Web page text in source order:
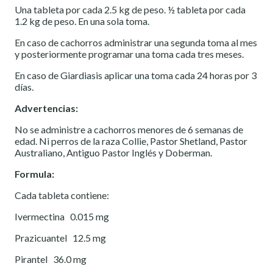
Una tableta por cada 2.5 kg de peso. ½ tableta por cada
1.2 kg de peso. En una sola toma.
En caso de cachorros administrar una segunda toma al mes
y posteriormente programar una toma cada tres meses.
En caso de Giardiasis aplicar una toma cada 24 horas por 3
días.
Advertencias:
No se administre a cachorros menores de 6 semanas de
edad. Ni perros de la raza Collie, Pastor Shetland, Pastor
Australiano, Antiguo Pastor Inglés y Doberman.
Formula:
Cada tableta contiene:
Ivermectina 0.015 mg
Prazicuantel 12.5 mg
Pirantel 36.0 mg